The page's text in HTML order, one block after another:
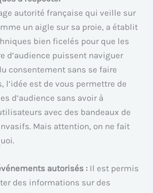
autorité française qui veille sur
un aigle sur sa proie, a établit
bien ficelés pour que les
d’audience puissent naviguer
consentement sans se faire
l’idée est de vous permettre de
d’audience sans avoir à
avec des bandeaux de
Mais attention, on ne fait
autorisés : Il est permis
des informations sur des